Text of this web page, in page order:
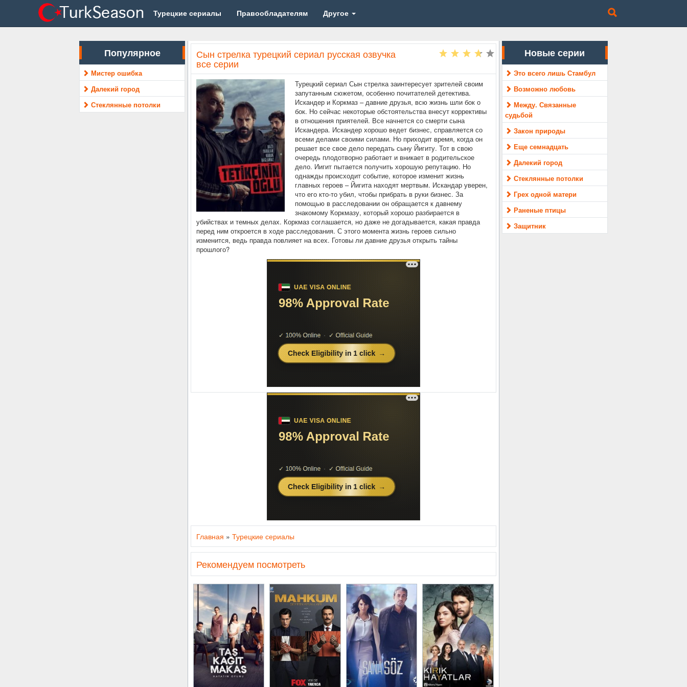
Турецкие сериалы Правообладателям Другое
Популярное
Мистер ошибка
Далекий город
Стеклянные потолки
Сын стрелка турецкий сериал русская озвучка
все серии
Турецкий сериал Сын стрелка заинтересует зрителей своим
запутанным сюжетом, особенно почитателей детектива.
Искандер и Коркмаз – давние друзья, всю жизнь шли бок о
бок. Но сейчас некоторые обстоятельства внесут коррективы
в отношения приятелей. Все начнется со смерти сына
Искандера. Искандер хорошо ведет бизнес, справляется со
всеми делами своими силами. Но приходит время, когда он
решает все свое дело передать сыну Йигиту. Тот в свою
очередь плодотворно работает и вникает в родительское
дело. Иигит пытается получить хорошую репутацию. Но
однажды происходит событие, которое изменит жизнь
главных героев – Йигита находят мертвым. Искандар уверен,
что его кто-то убил, чтобы прибрать в руки бизнес. За
помощью в расследовании он обращается к давнему
знакомому Коркмазу, который хорошо разбирается в
убийствах и темных делах. Коркмаз соглашается, но даже не догадывается, какая правда
перед ним откроется в ходе расследования. С этого момента жизнь героев сильно
изменится, ведь правда повлияет на всех. Готовы ли давние друзья открыть тайны
прошлого?
Главная » Турецкие сериалы
Рекомендуем посмотреть
Новые серии
Это всего лишь Стамбул
Возможно любовь
Между. Связанные
судьбой
Закон природы
Еще семнадцать
Далекий город
Стеклянные потолки
Грех одной матери
Раненые птицы
Защитник